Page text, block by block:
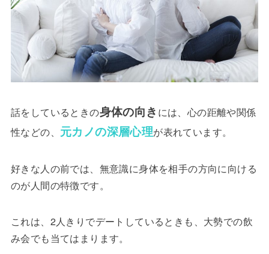
話をしているときの身体の向き には、心の距離や関係
性などの、 元カノの深層心理が表れています。
好きな人の前では、無意識に身体を相手の方向に向ける
のが人間の特徴です。
これは、2人きりでデートしているときも、大勢での飲
み会でも当てはまります。